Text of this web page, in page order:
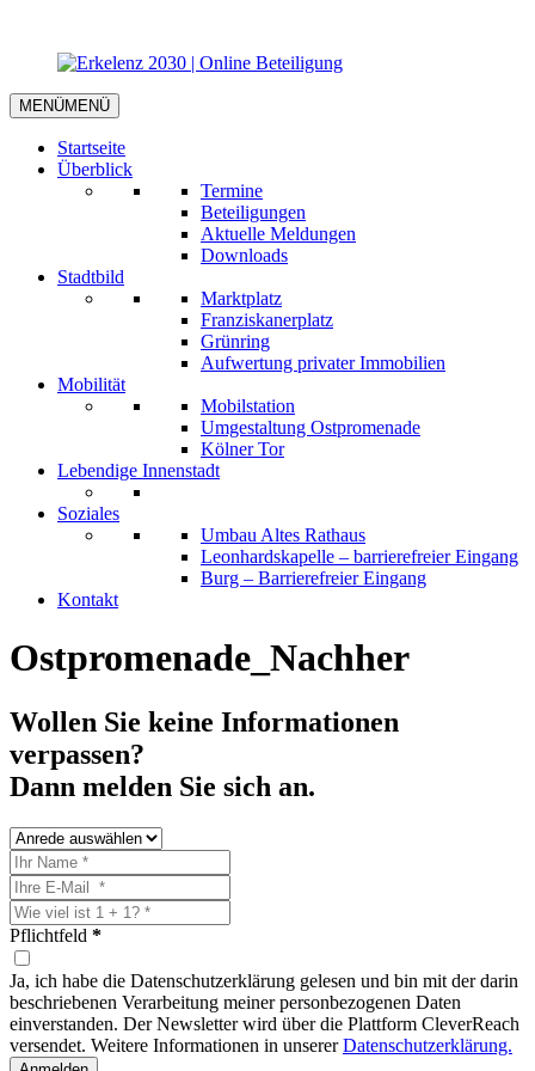
MENÜMENÜ
Startseite
Überblick
Termine
Beteiligungen
Aktuelle Meldungen
Downloads
Stadtbild
Marktplatz
Franziskanerplatz
Grünring
Aufwertung privater Immobilien
Mobilität
Mobilstation
Umgestaltung Ostpromenade
Kölner Tor
Lebendige Innenstadt
Soziales
Umbau Altes Rathaus
Leonhardskapelle – barrierefreier Eingang
Burg – Barrierefreier Eingang
Kontakt
Ostpromenade_Nachher
Wollen Sie keine Informationen
verpassen?
Dann melden Sie sich an.
Pflichtfeld *
Ja, ich habe die Datenschutzerklärung gelesen und bin mit der darin
beschriebenen Verarbeitung meiner personbezogenen Daten
einverstanden. Der Newsletter wird über die Plattform CleverReach
versendet. Weitere Informationen in unsererDatenschutzerklärung.